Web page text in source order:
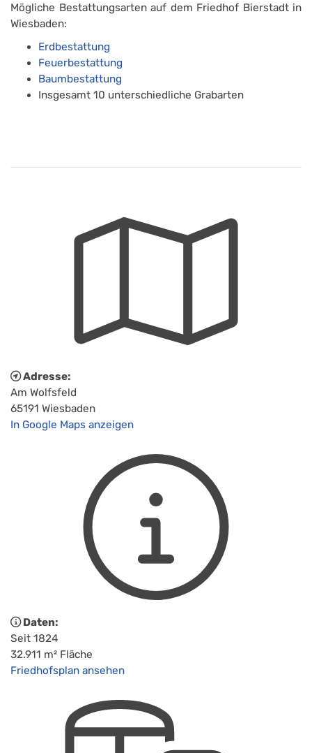
Mögliche Bestattungsarten auf dem Friedhof Bierstadt in
Wiesbaden:
Erdbestattung
Feuerbestattung
Baumbestattung
Insgesamt 10 unterschiedliche Grabarten
Adresse:
Am Wolfsfeld
65191 Wiesbaden
In Google Maps anzeigen
Daten:
Seit 1824
32.911 m² Fläche
Friedhofsplan ansehen